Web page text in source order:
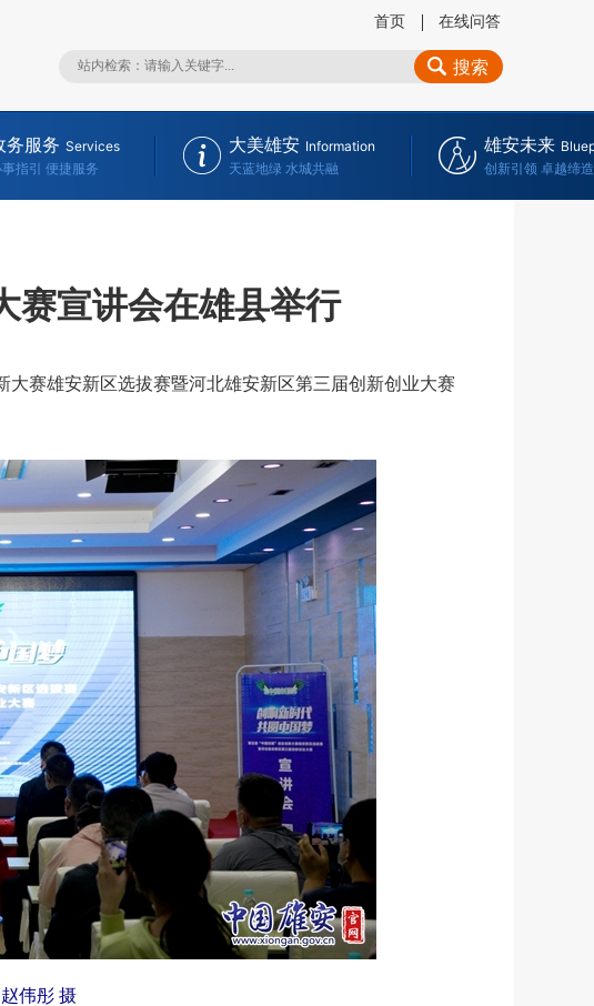
首页 在线问答
搜索
务服务 Services
事指引 便捷服务
大美雄安 Information
天蓝地绿 水城共融
雄安未来
创新引领 卓越缔造
赛宣讲会在雄县举行
赛雄安新区选拔赛暨河北雄安新区第三届创新创业大赛
伟彤 摄